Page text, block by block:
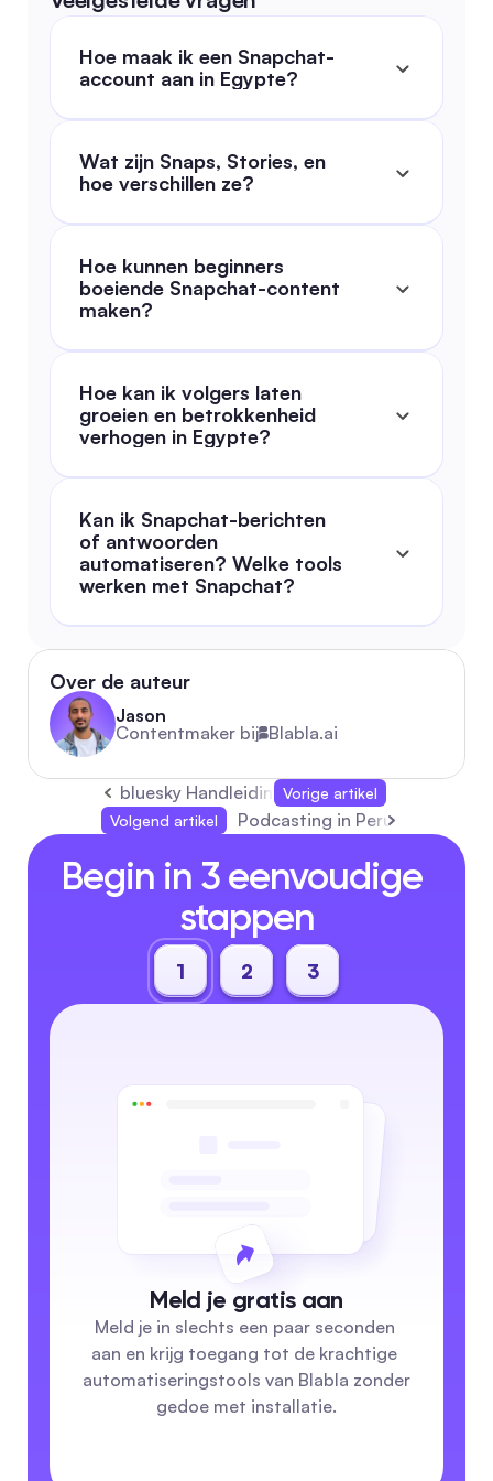
Hoe maak ik een Snapchat-
account aan in Egypte?
Wat zijn Snaps, Stories, en
hoe verschillen ze?
Hoe kunnen beginners
boeiende Snapchat-content
maken?
Hoe kan ik volgers laten
groeien en betrokkenheid
verhogen in Egypte?
Kan ik Snapchat-berichten
of antwoorden
automatiseren? Welke tools
werken met Snapchat?
Over de auteur
Jason
Contentmaker bij Blabla.ai
bluesky Handleiding: Volledige Gids 2026
Vorige artikel
Volgend artikel
Podcasting in Peru: De
Begin in 3 eenvoudige
stappen
1 2 3
Meld je gratis aan
Meld je in slechts een paar seconden
aan en krijg toegang tot de krachtige
automatiseringstools van Blabla zonder
gedoe met installatie.